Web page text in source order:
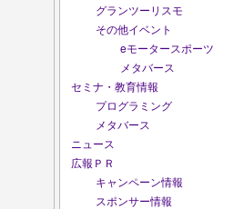
グランツーリスモ
その他イベント
eモータースポーツ
メタバース
セミナ・教育情報
プログラミング
メタバース
ニュース
広報ＰＲ
キャンペーン情報
スポンサー情報